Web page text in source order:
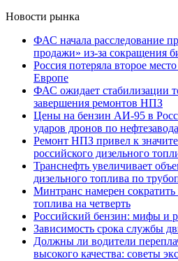
Новости рынка
ФАС начала расследование
продажи» из-за сокращения
Россия потеряла второе
Европе
ФАС ожидает стабилизации
завершения ремонтов НПЗ
Цены на бензин АИ-95 в
ударов дронов по
Ремонт НПЗ привел к
российского дизельного
Транснефть увеличивает
дизельного топлива по
Минтранс намерен сократить
топлива на четверть
Российский бензин: мифы и
Зависимость срока службы
Должны ли водители
высокого качества: советы